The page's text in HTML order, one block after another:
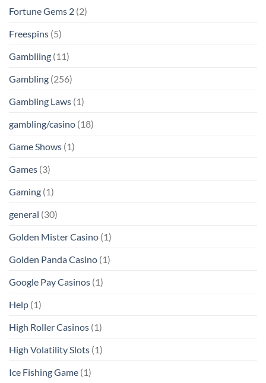
Fortune Gems 2 (2)
Freespins (5)
Gambliing (11)
Gambling (256)
Gambling Laws (1)
gambling/casino (18)
Game Shows (1)
Games (3)
Gaming (1)
general (30)
Golden Mister Casino (1)
Golden Panda Casino (1)
Google Pay Casinos (1)
Help (1)
High Roller Casinos (1)
High Volatility Slots (1)
Ice Fishing Game (1)